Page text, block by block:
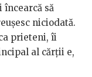
încearcă să
niciodată.
prieteni, îi
al cărții e,